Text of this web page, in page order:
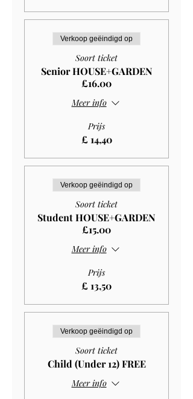
Verkoop geëindigd op
Soort ticket
Senior HOUSE+GARDEN
£16.00
Meer info
Prijs
£ 14,40
Verkoop geëindigd op
Soort ticket
Student HOUSE+GARDEN
£15.00
Meer info
Prijs
£ 13,50
Verkoop geëindigd op
Soort ticket
Child (Under 12) FREE
Meer info